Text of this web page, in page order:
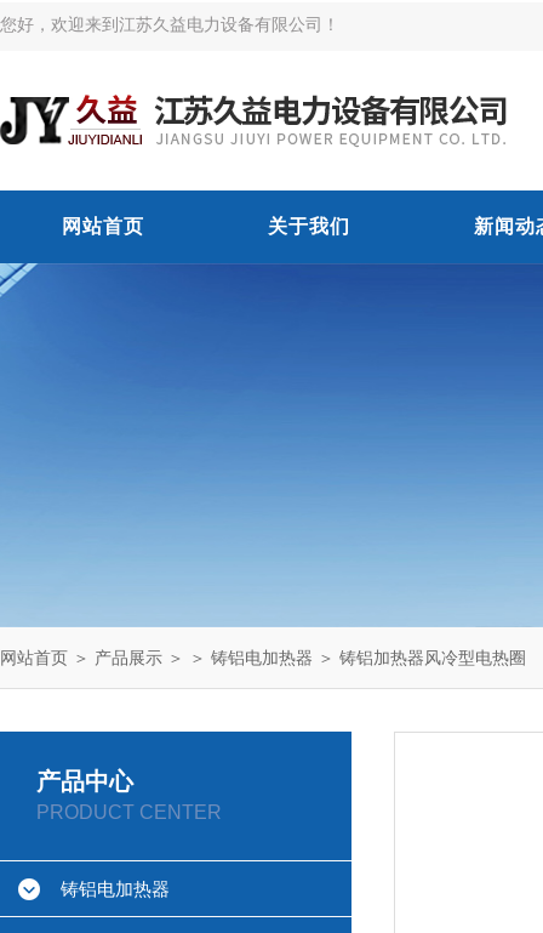
您好，欢迎来到江苏久益电力设备有限公司！
网站首页 关于我们 新闻动
网站首页 ＞ 产品展示 ＞ ＞ 铸铝电加热器 ＞ 铸铝加热器风冷型电热圈
产品中心
PRODUCT CENTER
铸铝电加热器